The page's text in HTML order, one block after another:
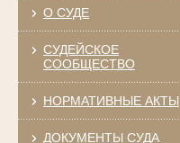
О СУДЕ
СУДЕЙСКОЕ
СООБЩЕСТВО
НОРМАТИВНЫЕ АКТЫ
ДОКУМЕНТЫ СУДА